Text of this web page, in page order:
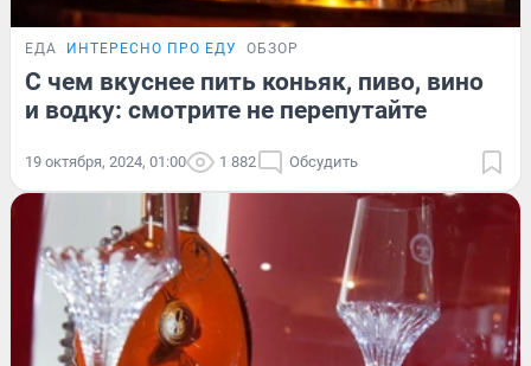
ЕДА ИНТЕРЕСНО ПРО ЕДУ ОБЗОР
С чем вкуснее пить коньяк, пиво, вино
и водку: смотрите не перепутайте
19 октября, 2024, 01:00 1 882 Обсудить